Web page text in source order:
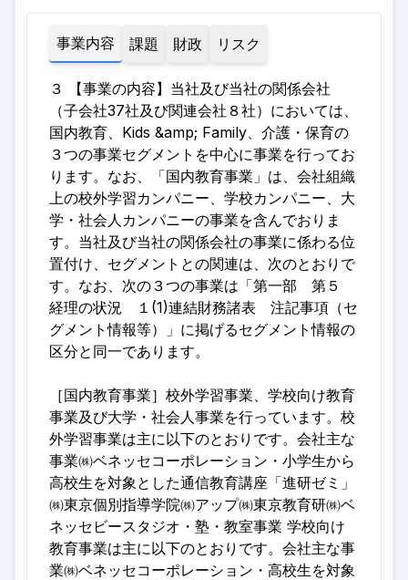
事業内容 課題 財政 リスク
３ 【事業の内容】当社及び当社の関係会社
（子会社37社及び関連会社８社）においては、
国内教育、Kids &amp; Family、介護・保育の
３つの事業セグメントを中心に事業を行ってお
ります。なお、「国内教育事業」は、会社組織
上の校外学習カンパニー、学校カンパニー、大
学・社会人カンパニーの事業を含んでおりま
す。当社及び当社の関係会社の事業に係わる位
置付け、セグメントとの関連は、次のとおりで
す。なお、次の３つの事業は「第一部 第５
経理の状況 １(1)連結財務諸表 注記事項（セ
グメント情報等）」に掲げるセグメント情報の
区分と同一であります。
［国内教育事業］校外学習事業、学校向け教育
事業及び大学・社会人事業を行っています。校
外学習事業は主に以下のとおりです。会社主な
事業㈱ベネッセコーポレーション・小学生から
高校生を対象とした通信教育講座「進研ゼミ」
㈱東京個別指導学院㈱アップ㈱東京教育研㈱ベ
ネッセビースタジオ・塾・教室事業 学校向け
教育事業は主に以下のとおりです。会社主な事
業㈱ベネッセコーポレーション・高校生を対象